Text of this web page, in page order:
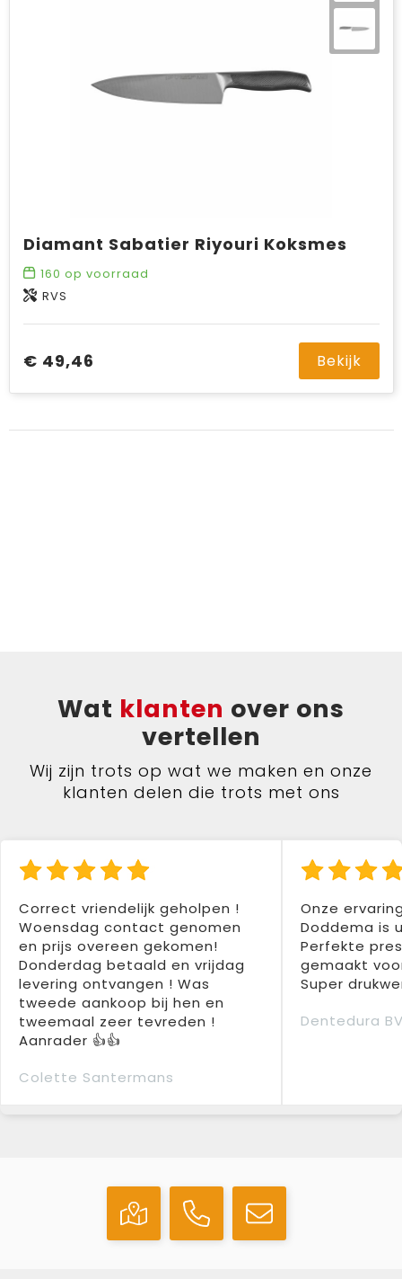
Diamant Sabatier Riyouri Koksmes
160 op voorraad
RVS
€ 49,46 Bekijk
Wat klanten over ons
vertellen
Wij zijn trots op wat we maken en onze
klanten delen die trots met ons
Correct vriendelijk geholpen !
Woensdag contact genomen
en prijs overeen gekomen!
Donderdag betaald en vrijdag
levering ontvangen ! Was
tweede aankoop bij hen en
tweemaal zeer tevreden !
Aanrader 👍👍
Colette Santermans
Onze
Doddema is
Perfekte
gemaakt
Super
Dentedura